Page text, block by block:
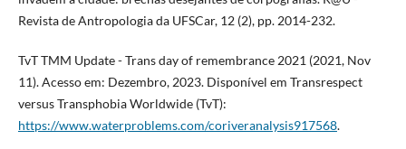
Revista de Antropologia da UFSCar, 12 (2), pp. 2014-232.
TvT TMM Update - Trans day of remembrance 2021 (2021, Nov
11). Acesso em: Dezembro, 2023. Disponível em Transrespect
versus Transphobia Worldwide (TvT):
https://www.waterproblems.com/coriveranalysis917568.